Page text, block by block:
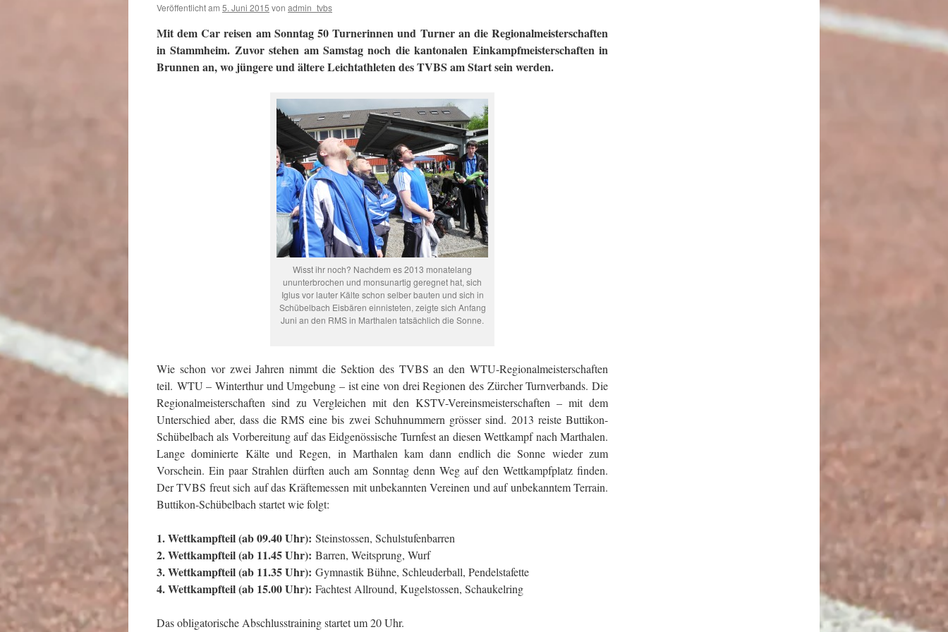
Veröffentlicht am 5. Juni 2015 von admin_tvbs
Mit dem Car reisen am Sonntag 50 Turnerinnen und Turner an die Regionalmeisterschaften
in Stammheim. Zuvor stehen am Samstag noch die kantonalen Einkampfmeisterschaften in
Brunnen an, wo jüngere und ältere Leichtathleten des TVBS am Start sein werden.
Wisst ihr noch? Nachdem es 2013 monatelang
ununterbrochen und monsunartig geregnet hat, sich
Iglus vor lauter Kälte schon selber bauten und sich in
Schübelbach Eisbären einnisteten, zeigte sich Anfang
Juni an den RMS in Marthalen tatsächlich die Sonne.
Wie schon vor zwei Jahren nimmt die Sektion des TVBS an den WTU-Regionalmeisterschaften
teil. WTU – Winterthur und Umgebung – ist eine von drei Regionen des Zürcher Turnverbands. Die
Regionalmeisterschaften sind zu Vergleichen mit den KSTV-Vereinsmeisterschaften – mit dem
Unterschied aber, dass die RMS eine bis zwei Schuhnummern grösser sind. 2013 reiste Buttikon-
Schübelbach als Vorbereitung auf das Eidgenössische Turnfest an diesen Wettkampf nach Marthalen.
Lange dominierte Kälte und Regen, in Marthalen kam dann endlich die Sonne wieder zum
Vorschein. Ein paar Strahlen dürften auch am Sonntag denn Weg auf den Wettkampfplatz finden.
Der TVBS freut sich auf das Kräftemessen mit unbekannten Vereinen und auf unbekanntem Terrain.
Buttikon-Schübelbach startet wie folgt:
1. Wettkampfteil (ab 09.40 Uhr): Steinstossen, Schulstufenbarren
2. Wettkampfteil (ab 11.45 Uhr): Barren, Weitsprung, Wurf
3. Wettkampfteil (ab 11.35 Uhr): Gymnastik Bühne, Schleuderball, Pendelstafette
4. Wettkampfteil (ab 15.00 Uhr): Fachtest Allround, Kugelstossen, Schaukelring
Das obligatorische Abschlusstraining startet um 20 Uhr.